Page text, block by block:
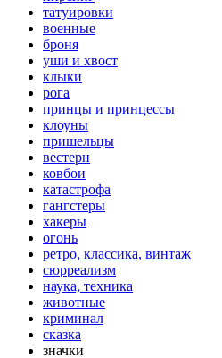
татуировки
военные
броня
уши и хвост
клыки
рога
принцы и принцессы
клоуны
пришельцы
вестерн
ковбои
катастрофа
гангстеры
хакеры
огонь
ретро, классика, винтаж
сюрреализм
наука, техника
животные
криминал
сказка
значки